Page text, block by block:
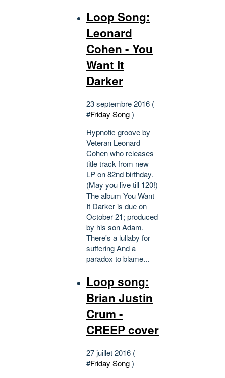
Loop Song:
Leonard
Cohen - You
Want It
Darker
23 septembre 2016 (
#Friday Song)
Hypnotic groove by
Veteran Leonard
Cohen who releases
title track from new
LP on 82nd birthday.
(May you live till 120!)
The album You Want
It Darker is due on
October 21; produced
by his son Adam.
There's a lullaby for
suffering And a
paradox to blame...
Loop song:
Brian Justin
Crum -
CREEP cover
27 juillet 2016 (
#Friday Song)